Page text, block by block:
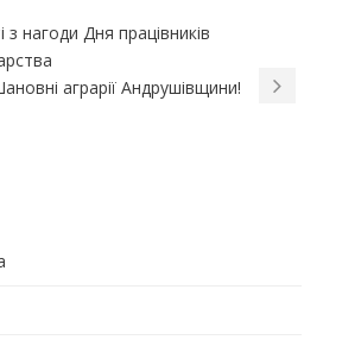
з нагоди Дня працівників
аграрії Андрушівщини!